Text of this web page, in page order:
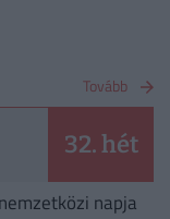
Tovább
32. hét
napja